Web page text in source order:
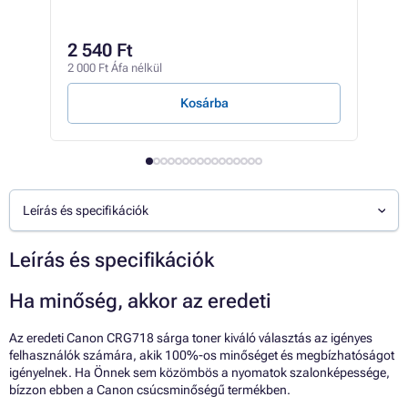
2 540 Ft
2 000 Ft Áfa nélkül
Kosárba
Leírás és specifikációk
Leírás és specifikációk
Ha minőség, akkor az eredeti
Az eredeti Canon CRG718 sárga toner kiváló választás az igényes
felhasználók számára, akik 100%-os minőséget és megbízhatóságot
igényelnek. Ha Önnek sem közömbös a nyomatok szalonképessége,
bízzon ebben a Canon csúcsminőségű termékben.